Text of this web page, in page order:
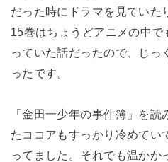
だった時にドラマを見ていた
15巻はちょうどアニメの中
っていた話だったので、じっ
ったです。
「金田一少年の事件簿」を
たココアもすっかり冷めてい
ってました。それでも温かか